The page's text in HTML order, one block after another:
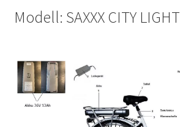
Modell: SAXXX CITY LIGHT